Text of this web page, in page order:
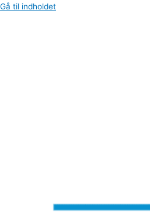
Gå til indholdet